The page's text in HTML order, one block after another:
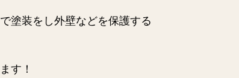
塗装をし外壁などを保護する
す！